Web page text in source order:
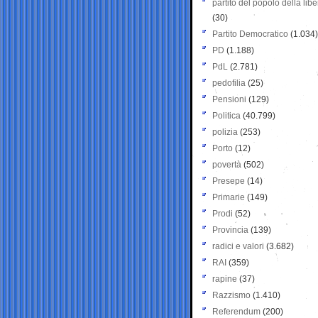
partito del popolo della
(30)
Partito Democratico (1.034)
PD (1.188)
PdL (2.781)
pedofilia (25)
Pensioni (129)
Politica (40.799)
polizia (253)
Porto (12)
povertà (502)
Presepe (14)
Primarie (149)
Prodi (52)
Provincia (139)
radici e valori (3.682)
RAI (359)
rapine (37)
Razzismo (1.410)
Referendum (200)